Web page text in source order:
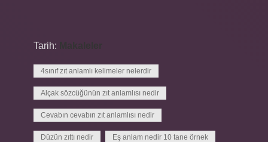
Tarih:
4sınıf zıt anlamlı kelimeler nelerdir
Alçak sözcüğünün zıt anlamlısı nedir
Cevabın cevabın zıt anlamlısı nedir
Düzün zıttı nedir Eş anlam nedir 10 tane örnek